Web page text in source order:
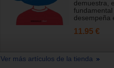
demuestra,
fundamental
desempeña
11.95 €
Ver más artículos de la tienda